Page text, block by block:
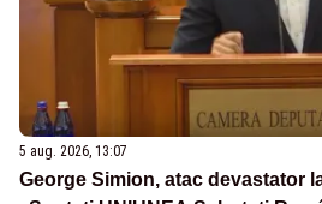
5 aug. 2026, 13:07
George Simion, atac devastator